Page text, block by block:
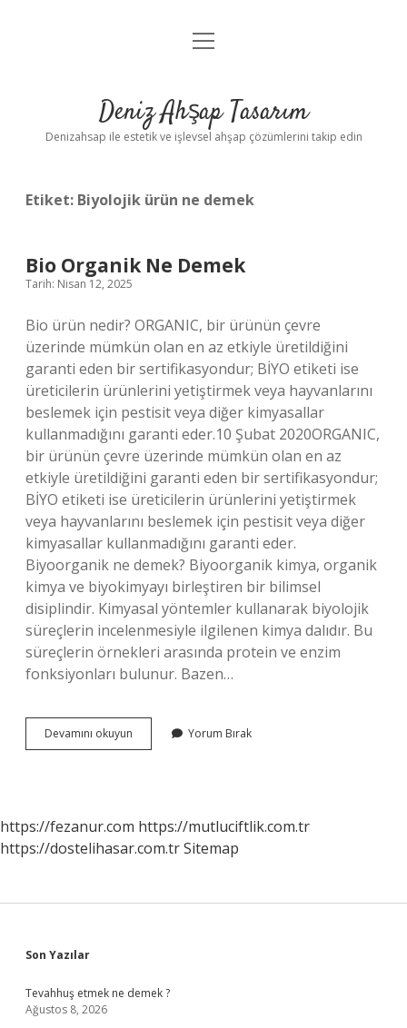
Anasayfa
Yasal Uyarı
menüyü
Deniz Ahşap Tasarım
Denizahsap ile estetik ve işlevsel ahşap çözümlerini takip edin
Etiket: Biyolojik ürün ne demek
Bio Organik Ne Demek
Tarih: Nisan 12, 2025
Bio ürün nedir? ORGANIC, bir ürünün çevre
üzerinde mümkün olan en az etkiyle üretildiğini
garanti eden bir sertifikasyondur; BİYO etiketi ise
üreticilerin ürünlerini yetiştirmek veya hayvanlarını
beslemek için pestisit veya diğer kimyasallar
kullanmadığını garanti eder.10 Şubat 2020ORGANIC,
bir ürünün çevre üzerinde mümkün olan en az
etkiyle üretildiğini garanti eden bir sertifikasyondur;
BİYO etiketi ise üreticilerin ürünlerini yetiştirmek
veya hayvanlarını beslemek için pestisit veya diğer
kimyasallar kullanmadığını garanti eder.
Biyoorganik ne demek? Biyoorganik kimya, organik
kimya ve biyokimyayı birleştiren bir bilimsel
disiplindir. Kimyasal yöntemler kullanarak biyolojik
süreçlerin incelenmesiyle ilgilenen kimya dalıdır. Bu
süreçlerin örnekleri arasında protein ve enzim
fonksiyonları bulunur. Bazen…
Devamını okuyun
Organik
Yorum Bırak
https://fezanur.com https://mutluciftlik.com.tr
https://dostelihasar.com.trSitemap
Sidebar
Son Yazılar
Tevahhuş etmek ne demek ?
Ağustos 8, 2026